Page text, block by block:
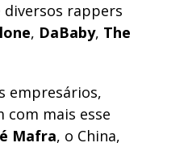
diversos rappers
, DaBaby, The
empresários,
com mais esse
Mafra, o China,